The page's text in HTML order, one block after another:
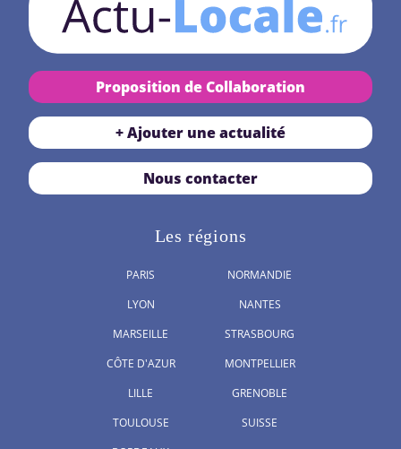
Proposition de Collaboration
+ Ajouter une actualité
Nous contacter
Les régions
PARIS
LYON
MARSEILLE
CÔTE D'AZUR
LILLE
TOULOUSE
NORMANDIE
NANTES
STRASBOURG
MONTPELLIER
GRENOBLE
SUISSE